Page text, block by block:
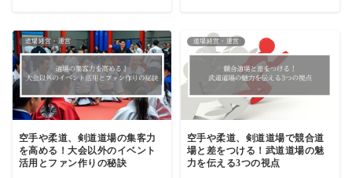
道場経営・運営
空手や柔道、剣道道場の集客力
を高める！大会以外のイベント
活用とファン作りの秘訣
道場経営・運営
空手や柔道、剣道道場で競合道
場と差をつける！武道道場の魅
力を伝える3つの視点